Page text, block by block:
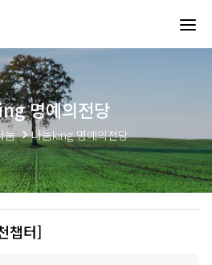
명예의전당
눔 나눔king 명예의전당
챕터]